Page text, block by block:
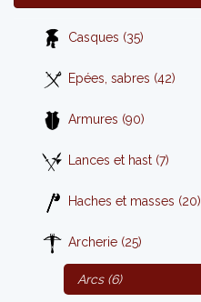
Casques (35)
Epées, sabres (42)
Armures (90)
Lances et hast (7)
Haches et masses (20)
Archerie (25)
Arcs (6)